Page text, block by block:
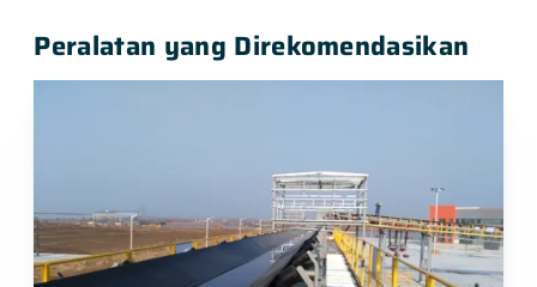
Peralatan yang Direkomendasikan